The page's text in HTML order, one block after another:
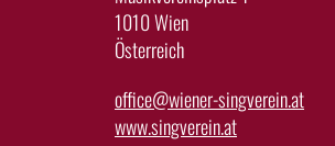
1010 Wien
Österreich
office@wiener-singverein.at
www.singverein.at